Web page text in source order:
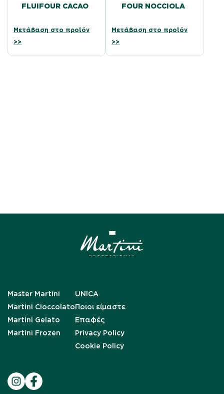
FLUIFOUR CACAO
Μετάβαση στο προϊόν
>>
FOUR NOCCIOLA
Μετάβαση στο προϊόν
>>
Master Martini
Martini Cioccolato
Martini Gelato
Martini Frozen
UNICA
Ποιοι είμαστε
Επαφές
Privacy Policy
Cookie Policy